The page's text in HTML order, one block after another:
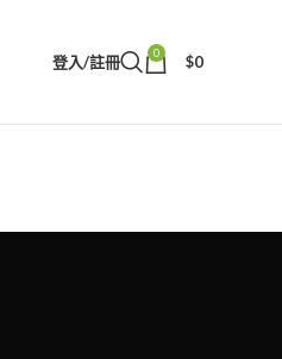
登入/註冊 0 $0